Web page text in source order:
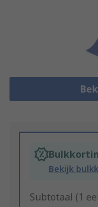
Bekijk
Subtotaal (1